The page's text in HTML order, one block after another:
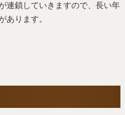
連鎖していきますので、長い年
あります。